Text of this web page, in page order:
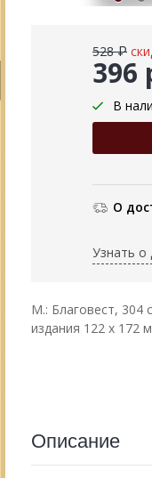
396
528 ₽
В
О
Узнать о
М.: Благовест, 304
издания 122 х 172
Описание